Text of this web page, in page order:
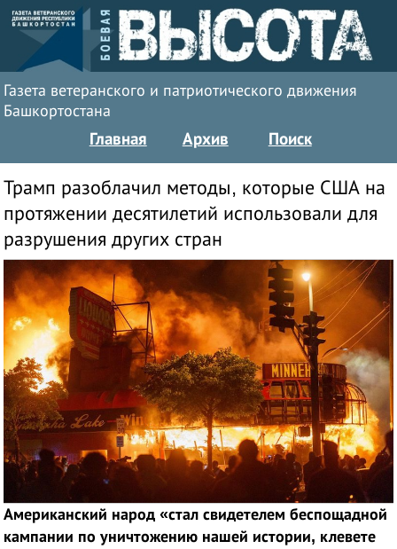
Газета ветеранского и патриотического движения
Башкортостана
Главная Архив Поиск
Трамп разоблачил методы, которые США на
протяжении десятилетий использовали для
разрушения других стран
Американский народ «стал свидетелем беспощадной
кампании по уничтожению нашей истории, клевете